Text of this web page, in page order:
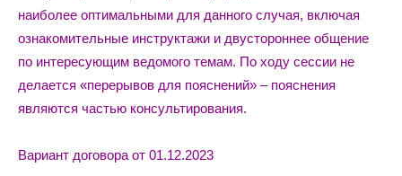
наиболее оптимальными для данного случая, включая
ознакомительные инструктажи и двустороннее общение
по интересующим ведомого темам. По ходу сессии не
делается «перерывов для пояснений» – пояснения
являются частью консультирования.
Вариант договора от 01.12.2023